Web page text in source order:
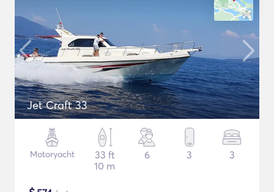
Jet Craft 33
Motoryacht
33 ft
10 m
6 3 3